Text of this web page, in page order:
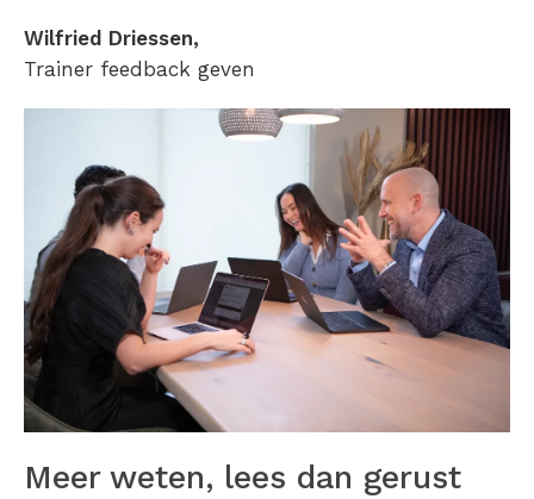
Wilfried Driessen,
Trainer feedback geven
Meer weten, lees dan gerust